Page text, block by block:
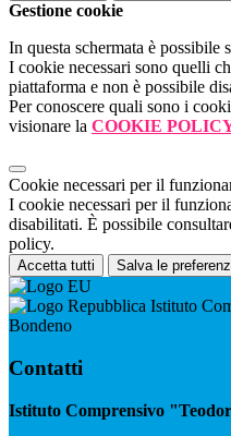
Gestione cookie
In questa schermata è possibile
I cookie necessari sono quelli
piattaforma e non è possibile
Per conoscere quali sono i
visionare la COOKIE
Cookie necessari per il
I cookie necessari per il
disabilitati. È possibile
policy.
Accetta tutti Salva le
Istituto
Bondeno
Contatti
Istituto Comprensivo